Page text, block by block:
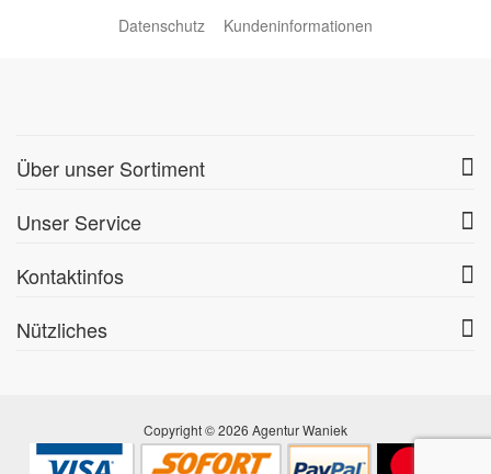
Datenschutz Kundeninformationen
Über unser Sortiment
Unser Service
Kontaktinfos
Nützliches
Copyright © 2026 Agentur Waniek